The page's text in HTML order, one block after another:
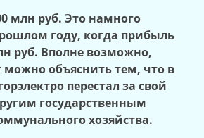
млн руб. Это намного
году, когда прибыль
руб. Вполне возможно,
можно объяснить тем, что в
перестал за свой
государственным
хозяйства.